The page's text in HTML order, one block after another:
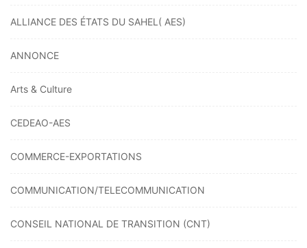
ALLIANCE DES ÉTATS DU SAHEL( AES)
ANNONCE
Arts & Culture
CEDEAO-AES
COMMERCE-EXPORTATIONS
COMMUNICATION/TELECOMMUNICATION
CONSEIL NATIONAL DE TRANSITION (CNT)